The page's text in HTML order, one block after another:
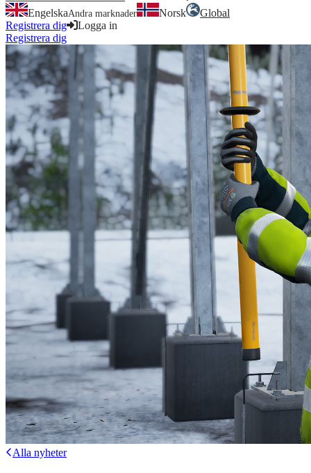
EngelskaAndra marknader Norsk
Global
Registrera dig
Logga in
Registrera dig
Alla nyheter